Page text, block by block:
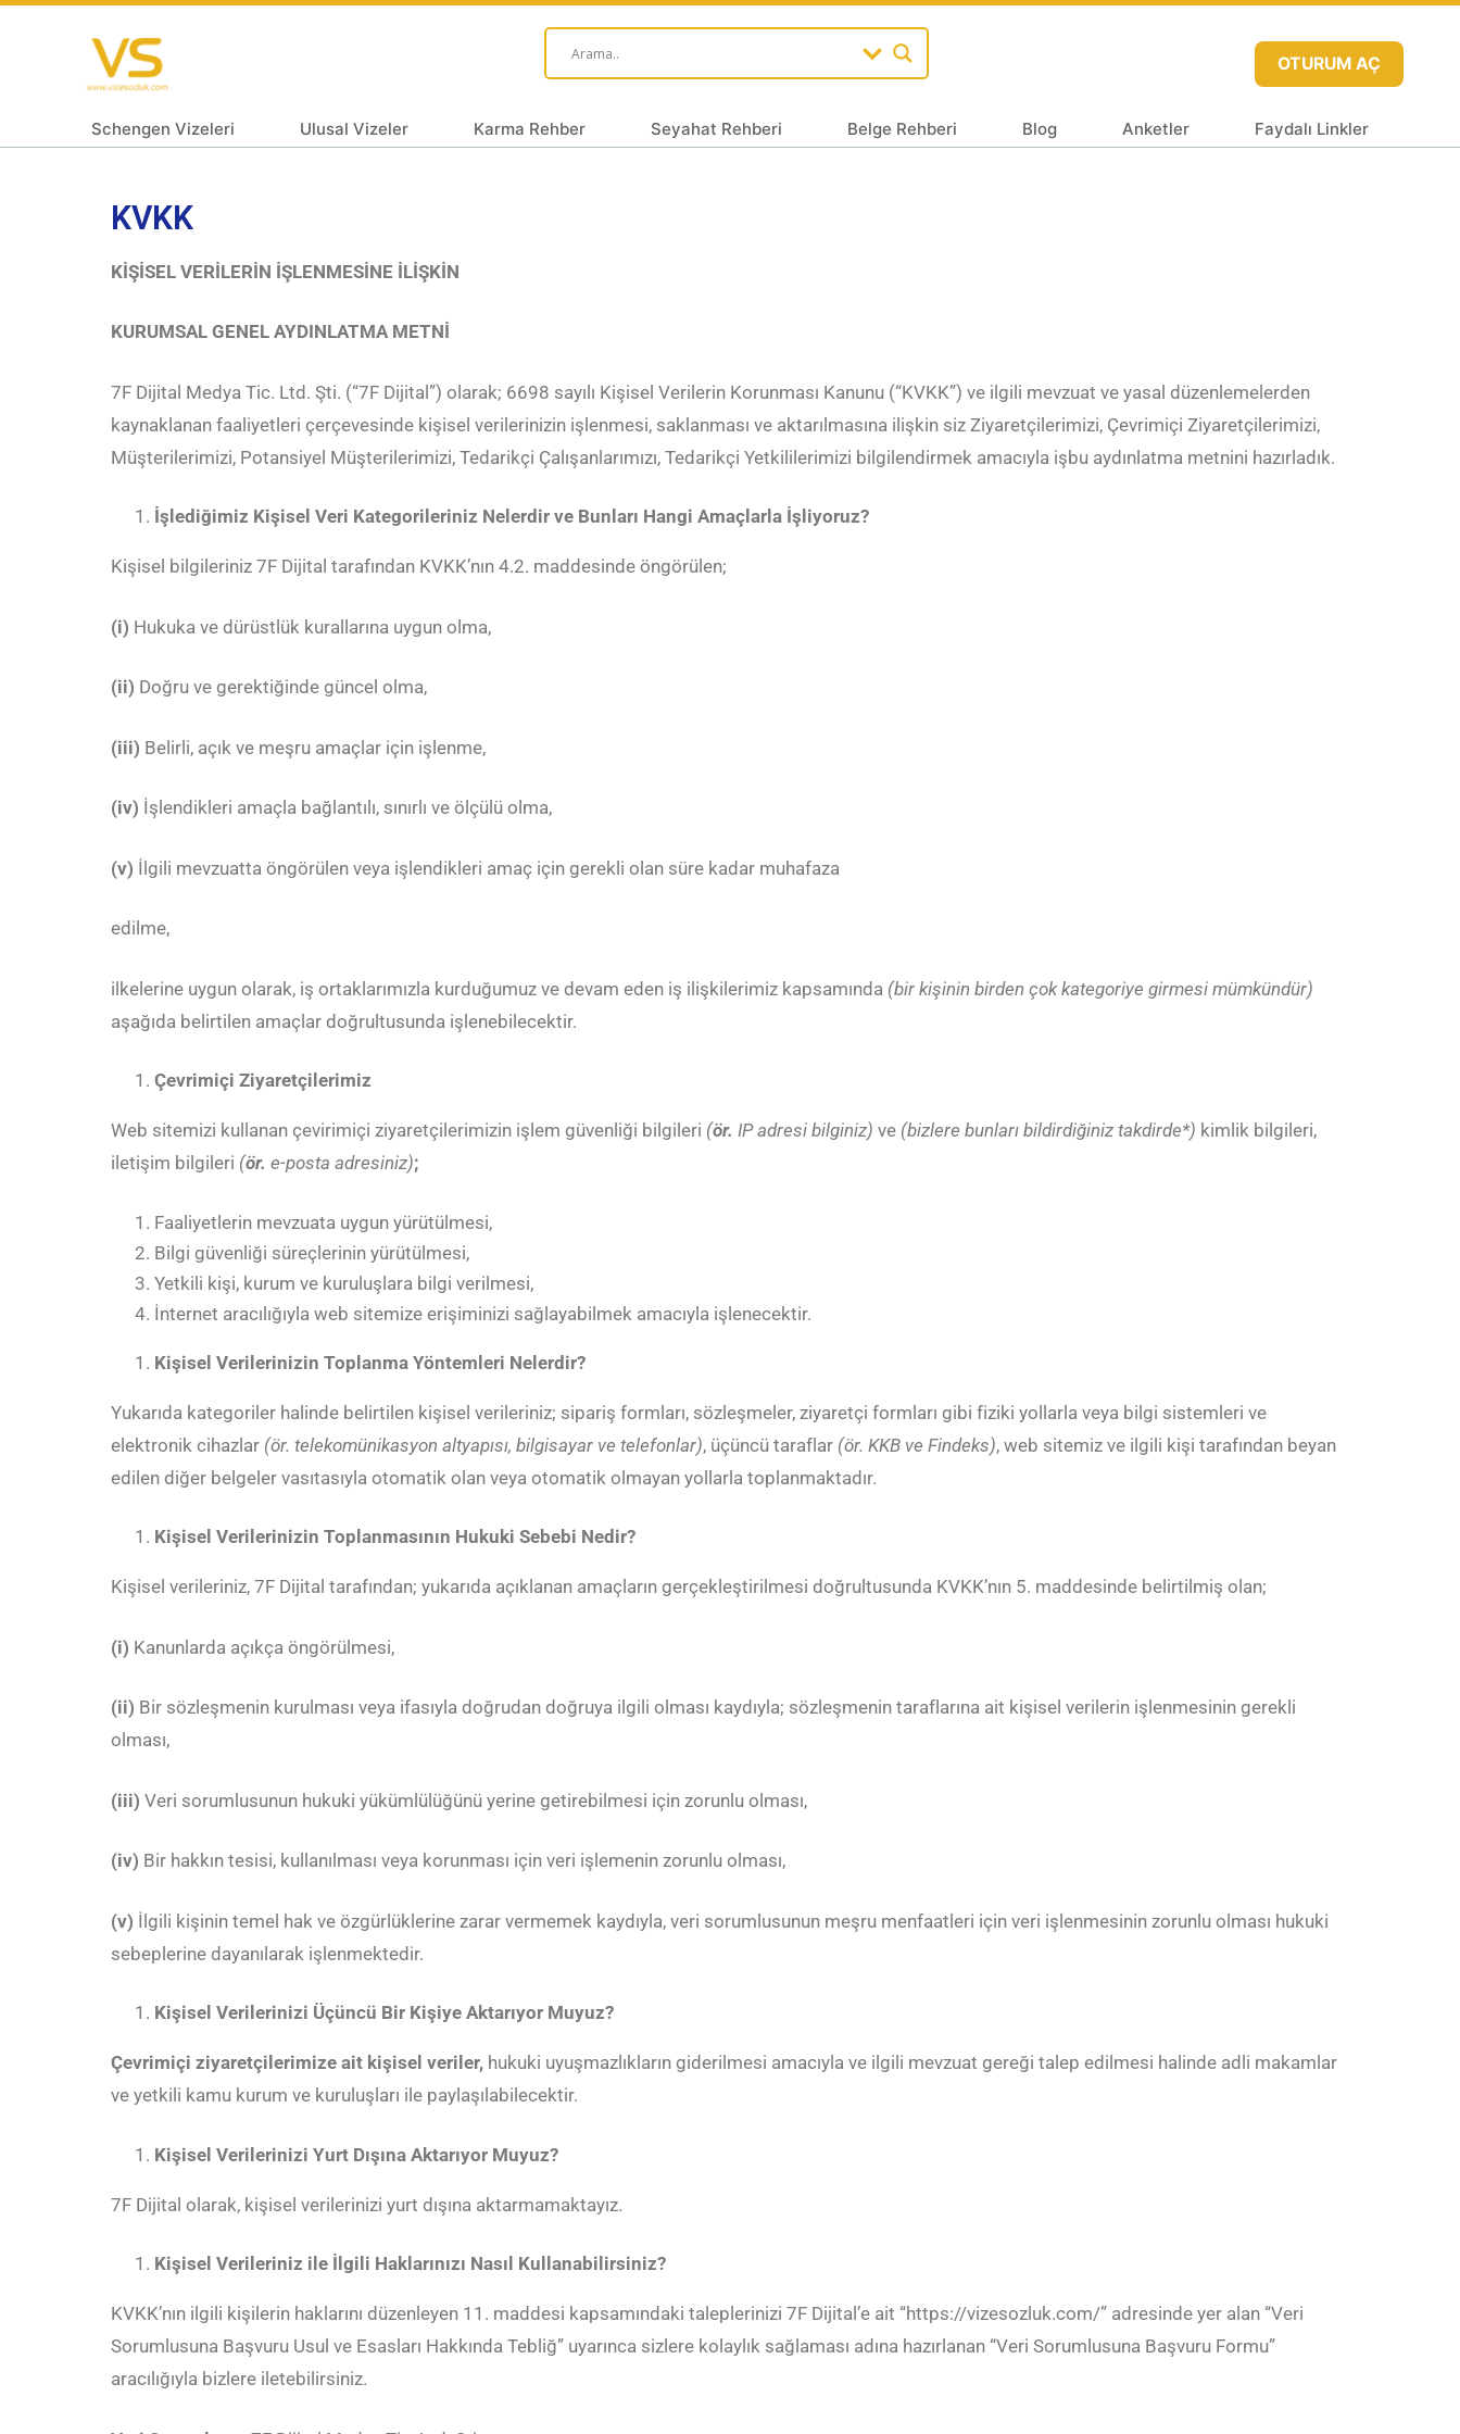
OTURUM AÇ
Schengen Vizeleri Ulusal Vizeler Karma Rehber Seyahat Rehberi Belge Rehberi Blog Anketler Faydalı Linkler
KVKK
KİŞİSEL VERİLERİN İŞLENMESİNE İLİŞKİN
KURUMSAL GENEL AYDINLATMA METNİ
7F Dijital Medya Tic. Ltd. Şti. (“7F Dijital”) olarak; 6698 sayılı Kişisel Verilerin Korunması Kanunu (“KVKK”) ve ilgili mevzuat ve yasal düzenlemelerden
kaynaklanan faaliyetleri çerçevesinde kişisel verilerinizin işlenmesi, saklanması ve aktarılmasına ilişkin siz Ziyaretçilerimizi, Çevrimiçi Ziyaretçilerimizi,
Müşterilerimizi, Potansiyel Müşterilerimizi, Tedarikçi Çalışanlarımızı, Tedarikçi Yetkililerimizi bilgilendirmek amacıyla işbu aydınlatma metnini hazırladık.
İşlediğimiz Kişisel Veri Kategorileriniz Nelerdir ve Bunları Hangi Amaçlarla İşliyoruz?
Kişisel bilgileriniz 7F Dijital tarafından KVKK’nın 4.2. maddesinde öngörülen;
(i) Hukuka ve dürüstlük kurallarına uygun olma,
(ii) Doğru ve gerektiğinde güncel olma,
(iii) Belirli, açık ve meşru amaçlar için işlenme,
(iv) İşlendikleri amaçla bağlantılı, sınırlı ve ölçülü olma,
(v) İlgili mevzuatta öngörülen veya işlendikleri amaç için gerekli olan süre kadar muhafaza
edilme,
ilkelerine uygun olarak, iş ortaklarımızla kurduğumuz ve devam eden iş ilişkilerimiz kapsamında (bir kişinin birden çok kategoriye girmesi mümkündür)
aşağıda belirtilen amaçlar doğrultusunda işlenebilecektir.
Çevrimiçi Ziyaretçilerimiz
Web sitemizi kullanan çevirimiçi ziyaretçilerimizin işlem güvenliği bilgileri (ör. IP adresi bilginiz) ve (bizlere bunları bildirdiğiniz takdirde*) kimlik bilgileri,
iletişim bilgileri (ör. e-posta adresiniz);
Faaliyetlerin mevzuata uygun yürütülmesi,
Bilgi güvenliği süreçlerinin yürütülmesi,
Yetkili kişi, kurum ve kuruluşlara bilgi verilmesi,
İnternet aracılığıyla web sitemize erişiminizi sağlayabilmek amacıyla işlenecektir.
Kişisel Verilerinizin Toplanma Yöntemleri Nelerdir?
Yukarıda kategoriler halinde belirtilen kişisel verileriniz; sipariş formları, sözleşmeler, ziyaretçi formları gibi fiziki yollarla veya bilgi sistemleri ve
elektronik cihazlar (ör. telekomünikasyon altyapısı, bilgisayar ve telefonlar), üçüncü taraflar (ör. KKB ve Findeks), web sitemiz ve ilgili kişi tarafından beyan
edilen diğer belgeler vasıtasıyla otomatik olan veya otomatik olmayan yollarla toplanmaktadır.
Kişisel Verilerinizin Toplanmasının Hukuki Sebebi Nedir?
Kişisel verileriniz, 7F Dijital tarafından; yukarıda açıklanan amaçların gerçekleştirilmesi doğrultusunda KVKK’nın 5. maddesinde belirtilmiş olan;
(i) Kanunlarda açıkça öngörülmesi,
(ii) Bir sözleşmenin kurulması veya ifasıyla doğrudan doğruya ilgili olması kaydıyla; sözleşmenin taraflarına ait kişisel verilerin işlenmesinin gerekli
olması,
(iii) Veri sorumlusunun hukuki yükümlülüğünü yerine getirebilmesi için zorunlu olması,
(iv) Bir hakkın tesisi, kullanılması veya korunması için veri işlemenin zorunlu olması,
(v) İlgili kişinin temel hak ve özgürlüklerine zarar vermemek kaydıyla, veri sorumlusunun meşru menfaatleri için veri işlenmesinin zorunlu olması hukuki
sebeplerine dayanılarak işlenmektedir.
Kişisel Verilerinizi Üçüncü Bir Kişiye Aktarıyor Muyuz?
Çevrimiçi ziyaretçilerimize ait kişisel veriler, hukuki uyuşmazlıkların giderilmesi amacıyla ve ilgili mevzuat gereği talep edilmesi halinde adli makamlar
ve yetkili kamu kurum ve kuruluşları ile paylaşılabilecektir.
Kişisel Verilerinizi Yurt Dışına Aktarıyor Muyuz?
7F Dijital olarak, kişisel verilerinizi yurt dışına aktarmamaktayız.
Kişisel Verileriniz ile İlgili Haklarınızı Nasıl Kullanabilirsiniz?
KVKK’nın ilgili kişilerin haklarını düzenleyen 11. maddesi kapsamındaki taleplerinizi 7F Dijital’e ait “https://vizesozluk.com/” adresinde yer alan “Veri
Sorumlusuna Başvuru Usul ve Esasları Hakkında Tebliğ” uyarınca sizlere kolaylık sağlaması adına hazırlanan “Veri Sorumlusuna Başvuru Formu”
aracılığıyla bizlere iletebilirsiniz.